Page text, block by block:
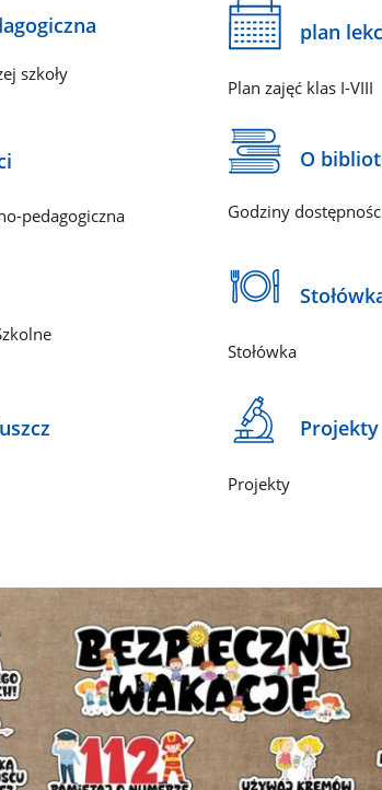
szkoły
plan
Plan zajęć klas I-VIII
pedagogiczna
O
Godziny
Stołówka
Projekty
Projekty